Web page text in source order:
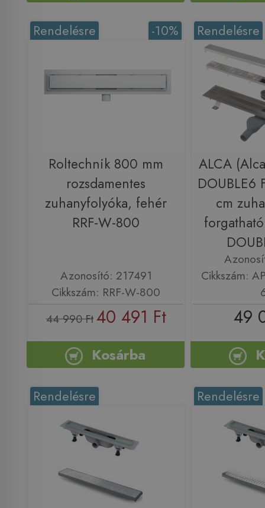
-10%
Rendelésre
Roltechnik 800 mm
rozsdamentes
zuhanyfolyóka, fehér
RRF-W-800
Azonosító: 217491
Cikkszám: RRF-W-800
44 990 Ft 40 491 Ft
Kosárba
Rendelésre
ALCA
DOUBLE6
cm
Cikkszám:
49
Rendelésre Rendelésre